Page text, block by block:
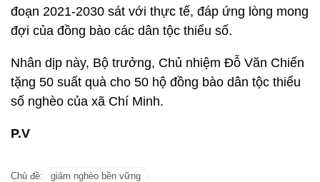
đoạn 2021-2030 sát với thực tế, đáp ứng lòng mong
đợi của đồng bào các dân tộc thiểu số.
Nhân dịp này, Bộ trưởng, Chủ nhiệm Đỗ Văn Chiến
tặng 50 suất quà cho 50 hộ đồng bào dân tộc thiểu
số nghèo của xã Chí Minh.
P.V
Chủ đề: giảm nghèo bền vững